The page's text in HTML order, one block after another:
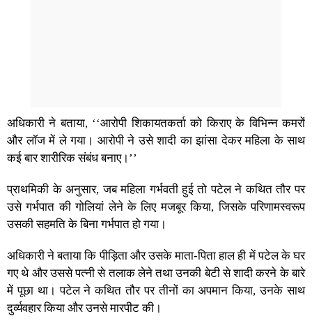
अधिकारी ने बताया, ‘‘आरोपी शिकायतकर्ता को किराए के विभिन्न कमरों
और लॉज में ले गया। आरोपी ने उसे शादी का झांसा देकर महिला के साथ
कई बार शारीरिक संबंध बनाए।’’
प्राथमिकी के अनुसार, जब महिला गर्भवती हुई तो पटेल ने कथित तौर पर
उसे गर्भपात की गोलियां लेने के लिए मजबूर किया, जिसके परिणामस्वरूप
उसकी सहमति के बिना गर्भपात हो गया।
अधिकारी ने बताया कि पीड़िता और उसके माता-पिता हाल ही में पटेल के घर
गए थे और उससे पत्नी से तलाक लेने तथा उनकी बेटी से शादी करने के बारे
में पूछा था। पटेल ने कथित तौर पर तीनों का अपमान किया, उनके साथ
दुर्व्यवहार किया और उनसे मारपीट की।